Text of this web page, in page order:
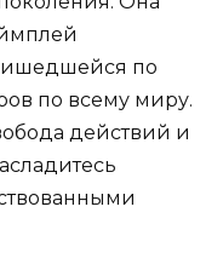
по
по всему миру.
действий и